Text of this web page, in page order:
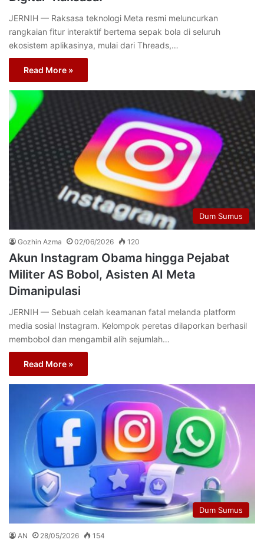
JERNIH — Raksasa teknologi Meta resmi meluncurkan
rangkaian fitur interaktif bertema sepak bola di seluruh
ekosistem aplikasinya, mulai dari Threads,…
Read More »
Dum Sumus
Gozhin Azma 02/06/2026 120
Akun Instagram Obama hingga Pejabat
Militer AS Bobol, Asisten AI Meta
Dimanipulasi
JERNIH — Sebuah celah keamanan fatal melanda platform
media sosial Instagram. Kelompok peretas dilaporkan berhasil
membobol dan mengambil alih sejumlah…
Read More »
Dum Sumus
AN 28/05/2026 154